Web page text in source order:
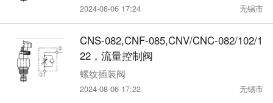
2024-08-06 17:24 无锡市
CNS-082,CNF-085,CNV/CNC-082/102/1
22，流量控制阀
螺纹插装阀
2024-08-06 17:22 无锡市